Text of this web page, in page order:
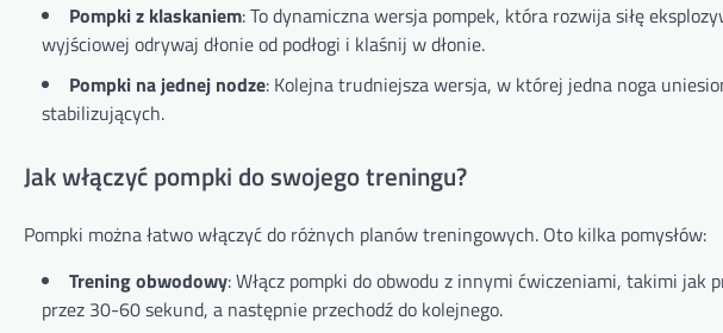
Pompki z klaskaniem: To dynamiczna wersja pompek, która rozwija siłę
wyjściowej odrywaj dłonie od podłogi i klaśnij w dłonie.
Pompki na jednej nodze: Kolejna trudniejsza wersja, w której jedna noga
stabilizujących.
Jak włączyć pompki do swojego treningu?
Pompki można łatwo włączyć do różnych planów treningowych. Oto kilka pomysłów:
Trening obwodowy: Włącz pompki do obwodu z innymi ćwiczeniami, takimi jak
przez 30-60 sekund, a następnie przechodź do kolejnego.